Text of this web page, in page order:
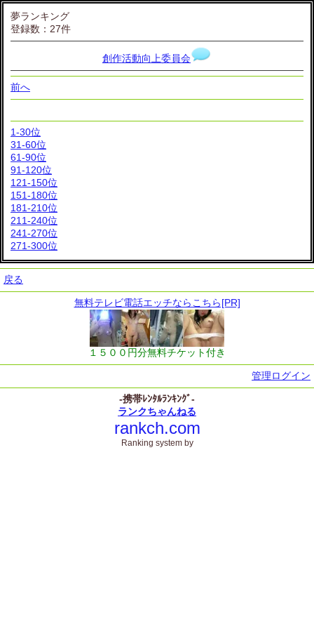
夢ランキング
登録数：27件
創作活動向上委員会
前へ
1-30位
31-60位
61-90位
91-120位
121-150位
151-180位
181-210位
211-240位
241-270位
271-300位
戻る
無料テレビ電話エッチならこちら[PR]
１５００円分無料チケット付き
管理ログイン
-携帯ﾚﾝﾀﾙﾗﾝｷﾝｸﾞ-
ランクちゃんねる
rankch.com
Ranking system by